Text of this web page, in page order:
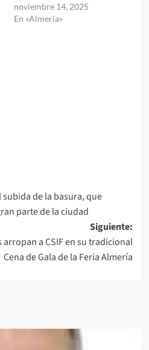
noviembre 14, 2025
En «Almería»
subida de la basura, que
parte de la ciudad
Siguiente:
arropan a CSIF en su tradicional
Cena de Gala de la Feria Almería